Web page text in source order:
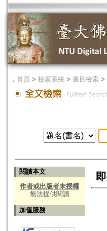
． 首頁 > 檢索系統 > 書目檢索 >
閱讀本文
作者或出版者未授權
無法提供閱讀
加值服務